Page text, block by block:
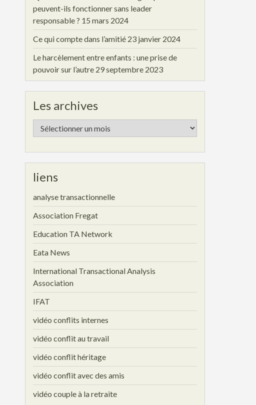
peuvent-ils fonctionner sans leader
responsable ? 15 mars 2024
Ce qui compte dans l’amitié 23 janvier 2024
Le harcèlement entre enfants : une prise de
pouvoir sur l’autre 29 septembre 2023
Les archives
Les
archives
liens
analyse transactionnelle
Association Fregat
Education TA Network
Eata News
International Transactional Analysis
Association
IFAT
vidéo conflits internes
vidéo conflit au travail
vidéo conflit héritage
vidéo conflit avec des amis
vidéo couple à la retraite